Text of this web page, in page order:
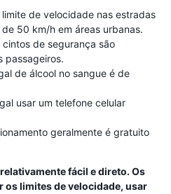
limite de velocidade nas estradas
50 km/h em áreas urbanas.
cintos de segurança são
passageiros.
de álcool no sangue é de
usar um telefone celular
geralmente é gratuito
fácil e direto. Os
limites de velocidade, usar